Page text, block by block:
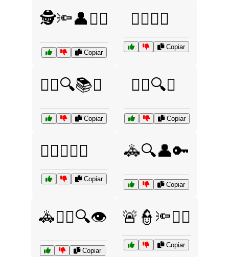
🕵️🔦👤🚶‍♂️
Copiar
🕵️‍♀️📖🔦
Copiar
🕵️‍♀️🔍📚🤔
Copiar
🕵️‍♂️🔍👀
Copiar
🕵️‍♂️🚪🔦🤔
Copiar
🚓🔍👤🔑
Copiar
🚓🧑‍⚖️🔍👁️
Copiar
🚨👮🔦🕵️‍♂️
Copiar